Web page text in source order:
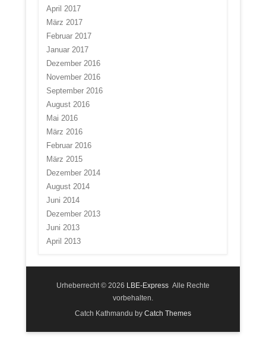
April 2017
März 2017
Februar 2017
Januar 2017
Dezember 2016
November 2016
September 2016
August 2016
Mai 2016
März 2016
Februar 2016
März 2015
Dezember 2014
August 2014
Juni 2014
Dezember 2013
Juni 2013
April 2013
Urheberrecht © 2026 LBE-Express Alle Rechte
vorbehalten.
Catch Kathmandu by Catch Themes